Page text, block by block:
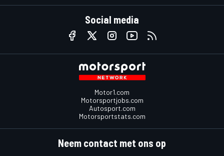
Social media
Motor1.com
Motorsportjobs.com
Autosport.com
Motorsportstats.com
Neem contact met ons op